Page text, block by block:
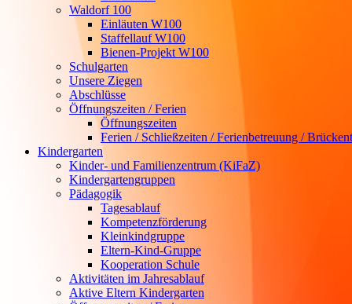
Waldorf 100
Einläuten W100
Staffellauf W100
Bienen-Projekt W100
Schulgarten
Unsere Ziegen
Abschlüsse
Öffnungszeiten / Ferien
Öffnungszeiten
Ferien / Schließzeiten / Ferienbetreuung /
Kindergarten
Kinder- und Familienzentrum (KiFaZ)
Kindergartengruppen
Pädagogik
Tagesablauf
Kompetenzförderung
Kleinkindgruppe
Eltern-Kind-Gruppe
Kooperation Schule
Aktivitäten im Jahresablauf
Aktive Eltern Kindergarten